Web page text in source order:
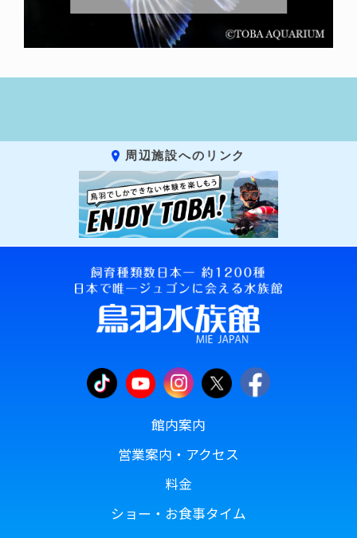
周辺施設へのリンク
館内案内
営業案内・アクセス
料金
ショー・お食事タイム